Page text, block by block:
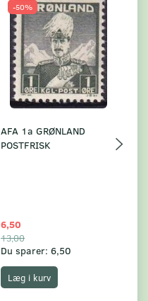
-50%
AFA 1a GRØNLAND
POSTFRISK
6,50
13,00
Du sparer: 6,50
Læg i kurv